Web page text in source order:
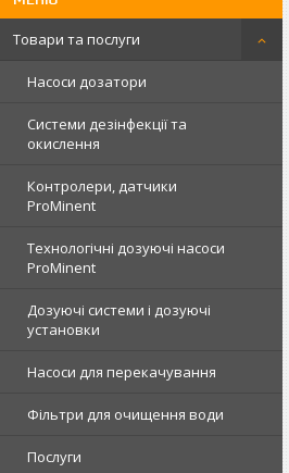
Товари та послуги
Насоси дозатори
Системи дезінфекції та
окислення
Контролери, датчики
ProMinent
Технологічні дозуючі насоси
ProMinent
Дозуючі системи і дозуючі
установки
Насоси для перекачування
Фільтри для очищення води
Послуги